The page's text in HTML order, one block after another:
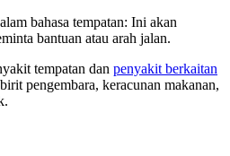
bahasa tempatan: Ini akan
bantuan atau arah jalan.
tempatan dan penyakit berkaitan
pengembara, keracunan makanan,